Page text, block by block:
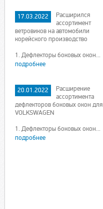
17.03.2022
Расширился
ассортимент
ветровиков на автомобили
корейского производство
1. Дефлекторы боковых окон...
подробнее
20.01.2022
Расширение
ассортимента
дефлекторов боковых окон для
VOLKSWAGEN
1. Дефлекторы боковых окон...
подробнее